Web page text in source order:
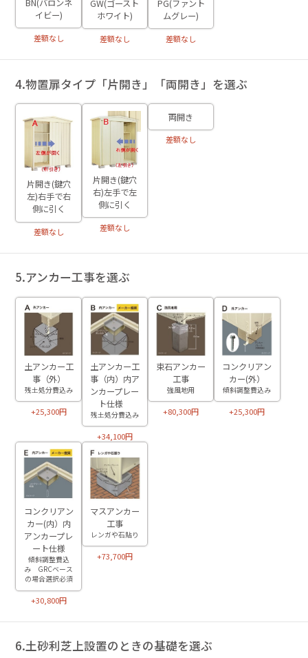
BN(バロンネ
イビー)
差額なし
GW(ゴースト
ホワイト)
差額なし
PG(ファント
ムグレー)
差額なし
4.物置扉タイプ「片開き」「両開き」を選ぶ
片開き(鍵穴
左)右手で右
側に引く
差額なし
片開き(鍵穴
右)左手で左
側に引く
差額なし
両開き
差額なし
5.アンカー工事を選ぶ
土アンカー工
事（外）
残土処分費込み
+25,300円
土アンカー工
事（内）内ア
ンカープレー
ト仕様
残土処分費込み
+34,100円
束石アンカー
工事
強風地用
+80,300円
コンクリアン
カー(外）
傾斜調整費込み
+25,300円
コンクリアン
カー(内）内
アンカープレ
ート仕様
傾斜調整費込
み GRCベース
の場合選択必須
+30,800円
マスアンカー
工事
レンガや石貼り
+73,700円
6.土砂利芝上設置のときの基礎を選ぶ